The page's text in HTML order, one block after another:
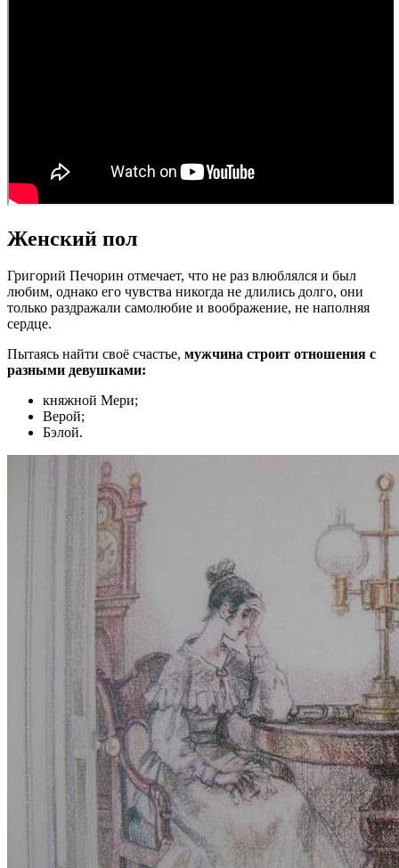
Женский пол
Григорий Печорин отмечает, что не раз влюблялся и был
любим, однако его чувства никогда не длились долго, они
только раздражали самолюбие и воображение, не наполняя
сердце.
Пытаясь найти своё счастье, мужчина строит отношения с
разными девушками:
княжной Мери;
Верой;
Бэлой.